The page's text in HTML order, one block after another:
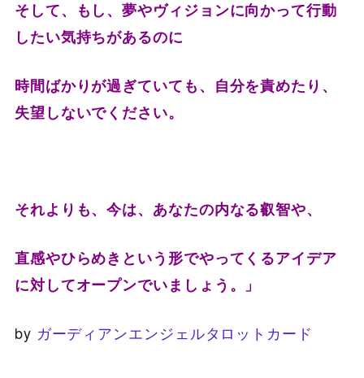
そして、もし、夢やヴィジョンに向かって行動
したい気持ちがあるのに
時間ばかりが過ぎていても、自分を責めたり、
失望しないでください。
それよりも、今は、あなたの内なる叡智や、
直感やひらめきという形でやってくるアイデア
に対してオープンでいましょう。」
by ガーディアンエンジェルタロットカード